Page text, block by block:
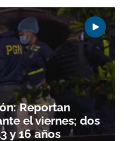
Reportan
el viernes; dos
y 16 años